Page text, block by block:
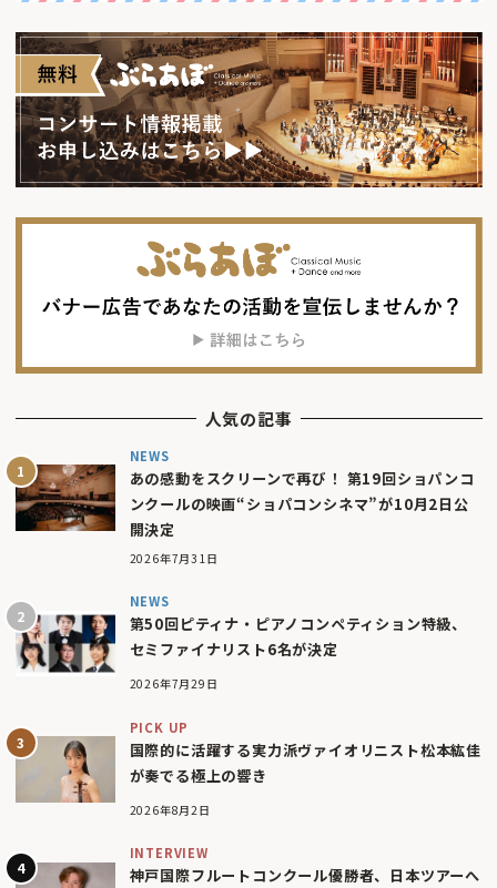
人気の記事
NEWS
あの感動をスクリーンで再び！ 第19回ショパンコ
ンクールの映画“ショパコンシネマ”が10月2日公
開決定
2026年7月31日
NEWS
第50回ピティナ・ピアノコンペティション特級、
セミファイナリスト6名が決定
2026年7月29日
PICK UP
国際的に活躍する実力派ヴァイオリニスト松本紘佳
が奏でる極上の響き
2026年8月2日
INTERVIEW
神戸国際フルートコンクール優勝者、日本ツアーへ